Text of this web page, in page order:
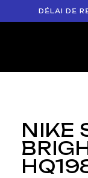
DÉLAI DE
NIKE